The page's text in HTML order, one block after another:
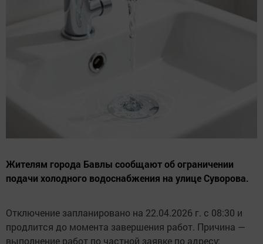
Жителям города Бавлы сообщают об ограничении
подачи холодного водоснабжения на улице Суворова.
Отключение запланировано на 22.04.2026 г. с 08:30 и
продлится до момента завершения работ. Причина —
выполнение работ по частной заявке по адресу: